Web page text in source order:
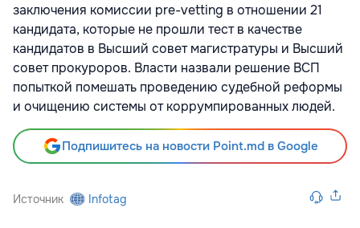
заключения комиссии pre-vetting в отношении 21
кандидата, которые не прошли тест в качестве
кандидатов в Высший совет магистратуры и Высший
совет прокуроров. Власти назвали решение ВСП
попыткой помешать проведению судебной реформы
и очищению системы от коррумпированных людей.
Подпишитесь на новости Point.md в Google
Источник Infotag